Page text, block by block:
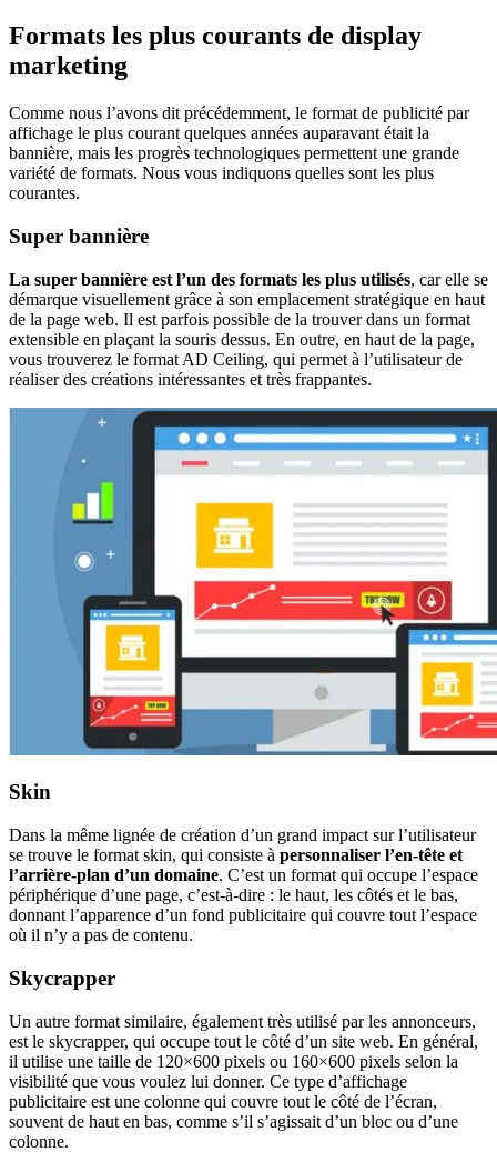
Formats les plus courants de display
marketing
Comme nous l’avons dit précédemment, le format de publicité par
affichage le plus courant quelques années auparavant était la
bannière, mais les progrès technologiques permettent une grande
variété de formats. Nous vous indiquons quelles sont les plus
courantes.
Super bannière
La super bannière est l’un des formats les plus utilisés, car elle se
démarque visuellement grâce à son emplacement stratégique en haut
de la page web. Il est parfois possible de la trouver dans un format
extensible en plaçant la souris dessus. En outre, en haut de la page,
vous trouverez le format AD Ceiling, qui permet à l’utilisateur de
réaliser des créations intéressantes et très frappantes.
Skin
Dans la même lignée de création d’un grand impact sur l’utilisateur
se trouve le format skin, qui consiste à personnaliser l’en-tête et
l’arrière-plan d’un domaine. C’est un format qui occupe l’espace
périphérique d’une page, c’est-à-dire : le haut, les côtés et le bas,
donnant l’apparence d’un fond publicitaire qui couvre tout l’espace
où il n’y a pas de contenu.
Skycrapper
Un autre format similaire, également très utilisé par les annonceurs,
est le skycrapper, qui occupe tout le côté d’un site web. En général,
il utilise une taille de 120×600 pixels ou 160×600 pixels selon la
visibilité que vous voulez lui donner. Ce type d’affichage
publicitaire est une colonne qui couvre tout le côté de l’écran,
souvent de haut en bas, comme s’il s’agissait d’un bloc ou d’une
colonne.